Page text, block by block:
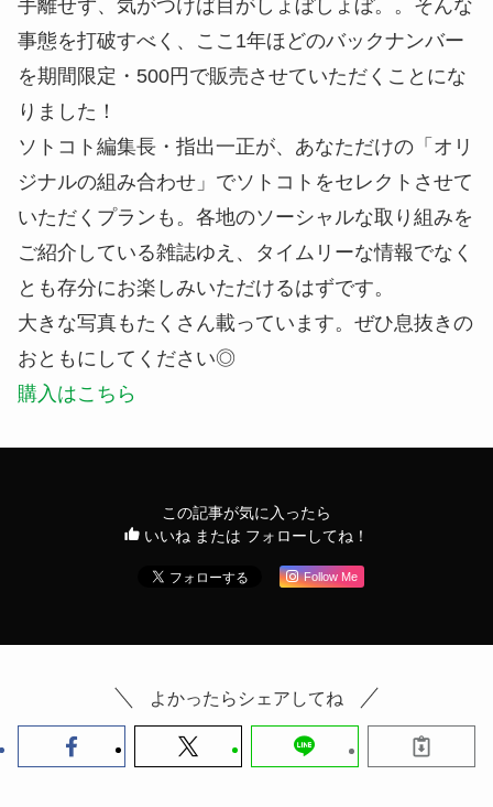
手離せず、気がつけば目がしょぼしょぼ。。そんな
事態を打破すべく、ここ1年ほどのバックナンバー
を期間限定・500円で販売させていただくことにな
りました！
ソトコト編集長・指出一正が、あなただけの「オリ
ジナルの組み合わせ」でソトコトをセレクトさせて
いただくプランも。各地のソーシャルな取り組みを
ご紹介している雑誌ゆえ、タイムリーな情報でなく
とも存分にお楽しみいただけるはずです。
大きな写真もたくさん載っています。ぜひ息抜きの
おともにしてください◎
購入はこちら
この記事が気に入ったら
いいね または フォローしてね！
Follow Me
よかったらシェアしてね